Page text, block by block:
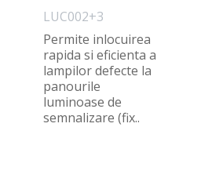
LUC002+3
Permite inlocuirea
rapida si eficienta a
lampilor defecte la
panourile
luminoase de
semnalizare (fix..